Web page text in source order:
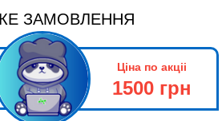
ЗАМОВЛЕННЯ
Ціна по акціі
1500 грн